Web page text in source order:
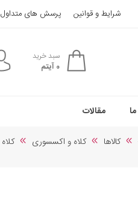
شرایط و قوانین پرسش های متداول
سبد خرید
0آیتم
مقالات
کالاها کلاه و اکسسوری